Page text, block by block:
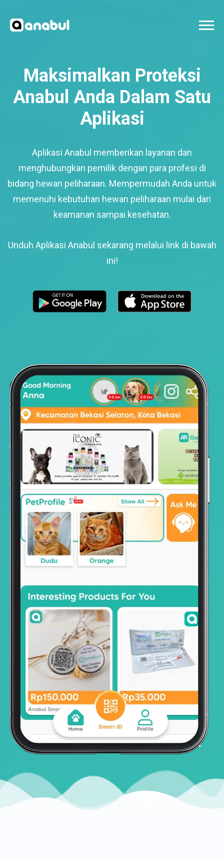
Maksimalkan Proteksi
Anabul Anda Dalam Satu
Aplikasi
Aplikasi Anabul memberikan layanan dan
menghubungkan pemilik dengan para profesi di
bidang hewan peliharaan. Mempermudah Anda untuk
memenuhi kebutuhan hewan peliharaan mulai dari
keamanan sampai kesehatan.
Unduh Aplikasi Anabul sekarang melalui link di bawah
ini!